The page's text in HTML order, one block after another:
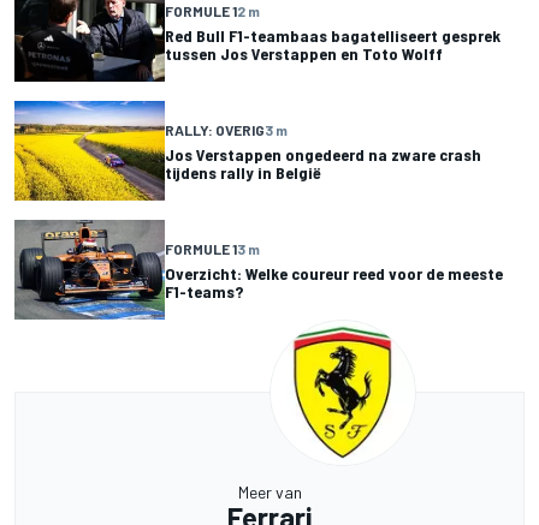
FORMULE 12 m
Red Bull F1-teambaas bagatelliseert gesprek
tussen Jos Verstappen en Toto Wolff
RALLY: OVERIG3 m
Jos Verstappen ongedeerd na zware crash
tijdens rally in België
FORMULE 13 m
Overzicht: Welke coureur reed voor de meeste
F1-teams?
Meer van
Ferrari